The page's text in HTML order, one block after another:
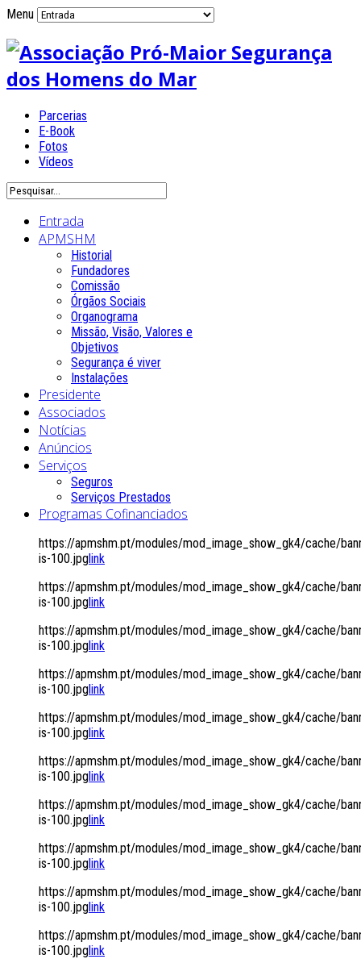
Menu
Parcerias
E-Book
Fotos
Vídeos
Entrada
APMSHM
Historial
Fundadores
Comissão
Órgãos Sociais
Organograma
Missão, Visão, Valores e
Objetivos
Segurança é viver
Instalações
Presidente
Associados
Notícias
Anúncios
Serviços
Seguros
Serviços Prestados
Programas Cofinanciados
https://apmshm.pt/modules/mod_image_show_gk4/cache/
is-100.jpglink
https://apmshm.pt/modules/mod_image_show_gk4/cache/
is-100.jpglink
https://apmshm.pt/modules/mod_image_show_gk4/cache/
is-100.jpglink
https://apmshm.pt/modules/mod_image_show_gk4/cache/
is-100.jpglink
https://apmshm.pt/modules/mod_image_show_gk4/cache/
is-100.jpglink
https://apmshm.pt/modules/mod_image_show_gk4/cache/
is-100.jpglink
https://apmshm.pt/modules/mod_image_show_gk4/cache/
is-100.jpglink
https://apmshm.pt/modules/mod_image_show_gk4/cache/
is-100.jpglink
https://apmshm.pt/modules/mod_image_show_gk4/cache/
is-100.jpglink
https://apmshm.pt/modules/mod_image_show_gk4/cache/
is-100.jpglink